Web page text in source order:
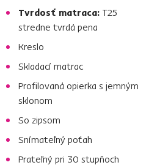
Tvrdosť matraca: T25
stredne tvrdá pena
Kreslo
Skladací matrac
Profilovaná opierka s jemným
sklonom
So zipsom
Snímateľný poťah
Prateľný pri 30 stupňoch